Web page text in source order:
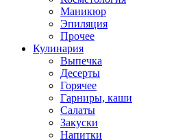
Маникюр
Эпиляция
Прочее
Кулинария
Выпечка
Десерты
Горячее
Гарниры, каши
Салаты
Закуски
Напитки